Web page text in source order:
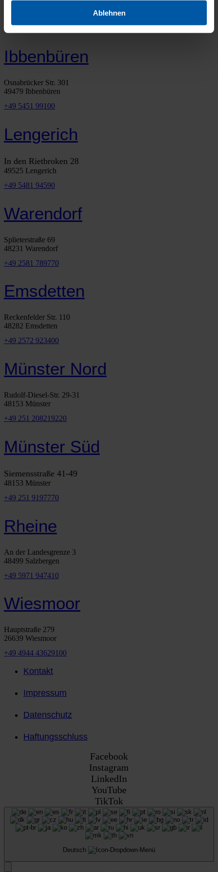
Ablehnen
FAHRZEUGSUCHE
Ibbenbüren
Osnabrücker Str. 301
49479 Ibbenbüren
+49 5451 99100
Lengerich
In den Rietbroken 28
49525 Lengerich
+49 5481 94590
Warendorf
Splieterstraße 69
48231 Warendorf
+49 2581 789770
Emsdetten
Reckenfelder Str. 110
48282 Emsdetten
+49 2572 923400
Münster Nord
Rudolf-Diesel-Str. 29-31
48153 Münster
+49 251 208219220
Münster Süd
Siemensstraße 41-49
48153 Münster
+49 251 9197770
Rheine
An der Landesgrenze 3
48499 Salzbergen
+49 5971 947410
Wiesmoor
Hauptstraße 279
26639 Wiesmoor
+49 4944 43629100
Kontakt
Impressum
Datenschutz
Haftungsschluss
Facebook
Instagram
LinkedIn
YouTube
TikTok
Deutsch